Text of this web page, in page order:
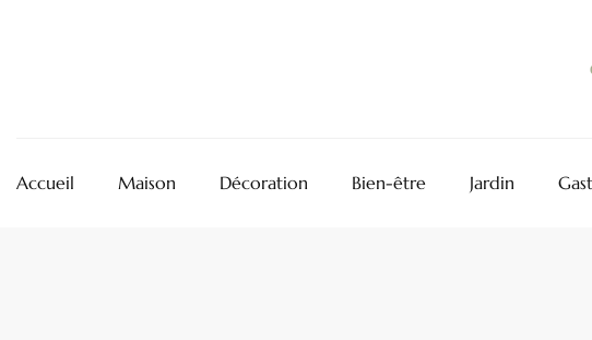
Accueil Maison Décoration Bien-être Jardin